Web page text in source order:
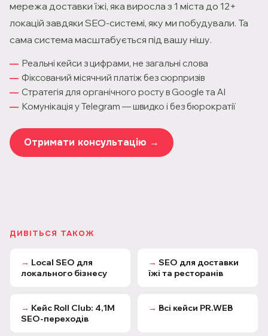
мережа доставки їжі, яка виросла з 1 міста до 12+
локацій завдяки SEO-системі, яку ми побудували. Та
сама система масштабується під вашу нішу.
Реальні кейси з цифрами, не загальні слова
Фіксований місячний платіж без сюрпризів
Стратегія для органічного росту в Google та AI
Комунікація у Telegram — швидко і без бюрократії
Отримати консультацію →
ДИВІТЬСЯ ТАКОЖ
→ Local SEO для
локального бізнесу
→ SEO для доставки
їжі та ресторанів
→ Кейс Roll Club: 4,1М
SEO-переходів
→ Всі кейси PR.WEB